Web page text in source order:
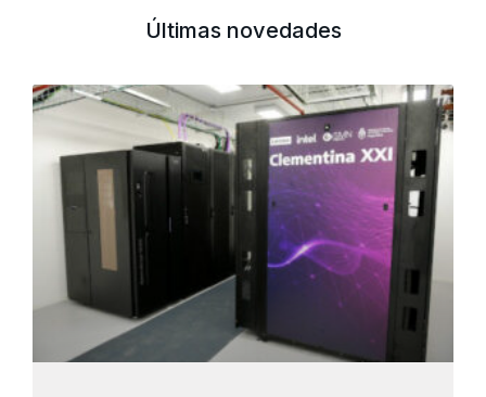
Últimas novedades